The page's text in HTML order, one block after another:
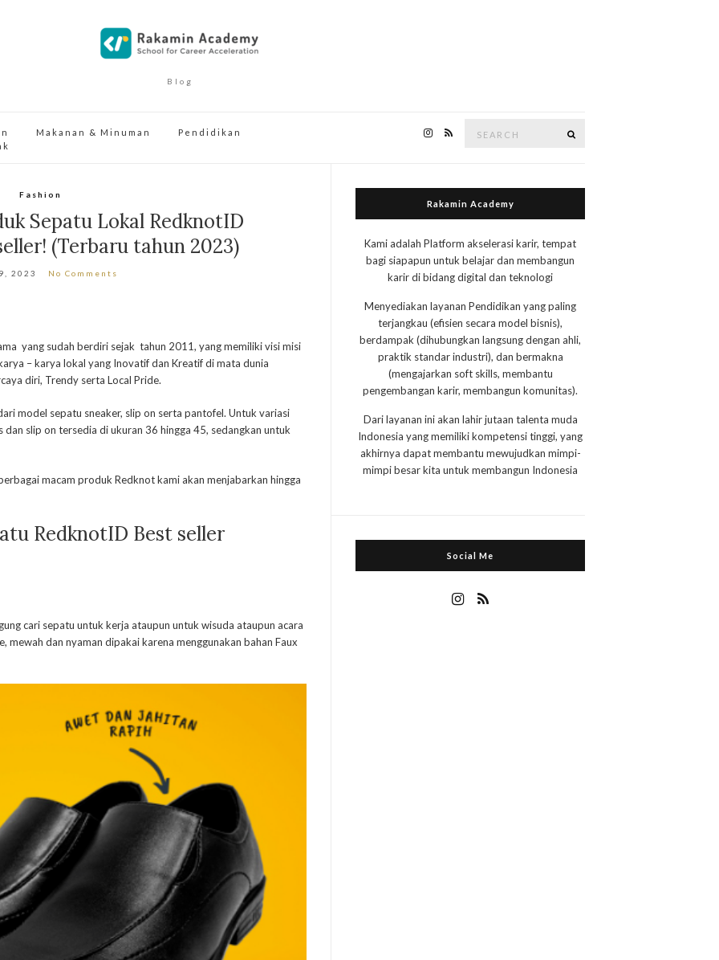
Blog
Makanan & Minuman
Pendidikan
Fashion
Sepatu Lokal RedknotID
(Terbaru tahun 2023)
2023 No Comments
yang sudah berdiri sejak tahun 2011, yang memiliki visi misi
– karya lokal yang Inovatif dan Kreatif di mata dunia
diri, Trendy serta Local Pride.
model sepatu sneaker, slip on serta pantofel. Untuk variasi
slip on tersedia di ukuran 36 hingga 45, sedangkan untuk
macam produk Redknot kami akan menjabarkan hingga
RedknotID Best seller
cari sepatu untuk kerja ataupun untuk wisuda ataupun acara
mewah dan nyaman dipakai karena menggunakan bahan Faux
Rakamin Academy
Kami adalah Platform akselerasi karir, tempat
bagi siapapun untuk belajar dan membangun
karir di bidang digital dan teknologi
Menyediakan layanan Pendidikan yang paling
terjangkau (efisien secara model bisnis),
berdampak (dihubungkan langsung dengan ahli,
praktik standar industri), dan bermakna
(mengajarkan soft skills, membantu
pengembangan karir, membangun komunitas).
Dari layanan ini akan lahir jutaan talenta muda
Indonesia yang memiliki kompetensi tinggi, yang
akhirnya dapat membantu mewujudkan mimpi-
mimpi besar kita untuk membangun Indonesia
Social Me